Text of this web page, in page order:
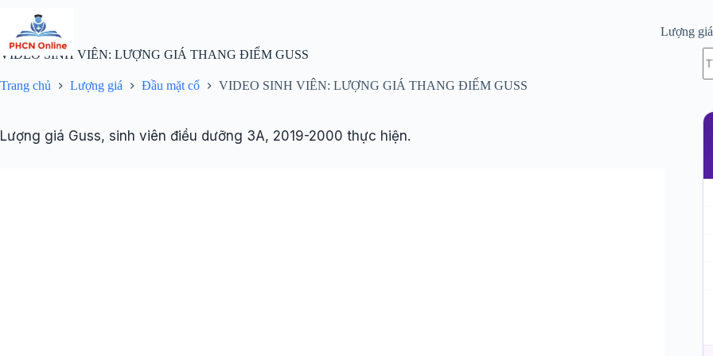
phần
nội
dung
Lượng giá
VIDEO SINH VIÊN: LƯỢNG GIÁ THANG ĐIỂM GUSS
Trang chủ Lượng giá Đầu mặt cổ VIDEO SINH VIÊN: LƯỢNG GIÁ THANG ĐIỂM GUSS
Lượng giá Guss, sinh viên điều dưỡng 3A, 2019-2000 thực hiện.